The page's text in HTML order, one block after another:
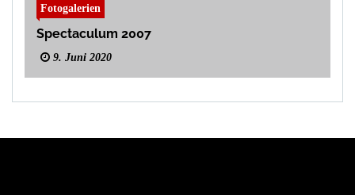
Fotogalerien
Spectaculum 2007
9. Juni 2020